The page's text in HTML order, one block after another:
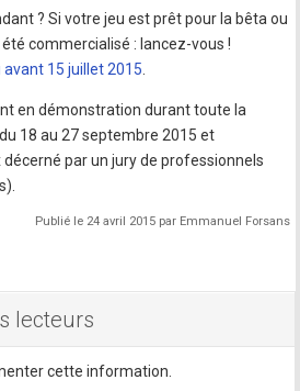
? Si votre jeu est prêt pour la bêta ou
commercialisé : lancez-vous !
15 juillet 2015
en démonstration durant toute la
18 au 27 septembre 2015 et
par un jury de professionnels
Publié le 24 avril 2015 par Emmanuel Forsans
lecteurs
cette information.